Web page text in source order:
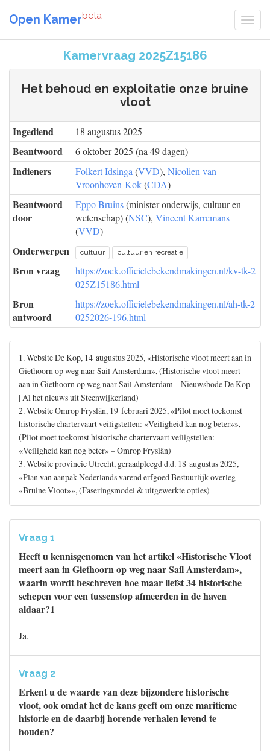
Open Kamerbeta
Kamervraag 2025Z15186
Het behoud en exploitatie onze bruine
vloot
Ingediend 18 augustus 2025
Beantwoord 6 oktober 2025 (na 49 dagen)
Indieners Folkert Idsinga (VVD), Nicolien van
Vroonhoven-Kok(CDA)
Beantwoord
door
Eppo Bruins(minister onderwijs, cultuur en
wetenschap) (NSC), Vincent Karremans
(VVD)
Onderwerpen cultuur cultuur en recreatie
Bron vraag
https://zoek.officielebekendmakingen.nl/kv-tk-2
025Z15186.html
Bron
antwoord
https://zoek.officielebekendmakingen.nl/ah-tk-2
0252026-196.html
1. Website De Kop, 14 augustus 2025, «Historische vloot meert aan in
Giethoorn op weg naar Sail Amsterdam», (Historische vloot meert
aan in Giethoorn op weg naar Sail Amsterdam – Nieuwsbode De Kop
| Al het nieuws uit Steenwijkerland)
2. Website Omrop Fryslân, 19 februari 2025, «Pilot moet toekomst
historische chartervaart veiligstellen: «Veiligheid kan nog beter»»,
(Pilot moet toekomst historische chartervaart veiligstellen:
«Veiligheid kan nog beter» – Omrop Fryslân)
3. Website provincie Utrecht, geraadpleegd d.d. 18 augustus 2025,
«Plan van aanpak Nederlands varend erfgoed Bestuurlijk overleg
«Bruine Vloot»», (Faseringsmodel & uitgewerkte opties)
Vraag 1
Heeft u kennisgenomen van het artikel «Historische Vloot
meert aan in Giethoorn op weg naar Sail Amsterdam»,
waarin wordt beschreven hoe maar liefst 34 historische
schepen voor een tussenstop afmeerden in de haven
aldaar?1
Ja.
Vraag 2
Erkent u de waarde van deze bijzondere historische
vloot, ook omdat het de kans geeft om onze maritieme
historie en de daarbij horende verhalen levend te
houden?